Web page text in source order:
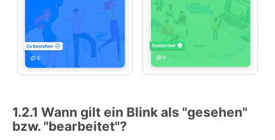
1.2.1 Wann gilt ein Blink als "gesehen"
bzw. "bearbeitet"?